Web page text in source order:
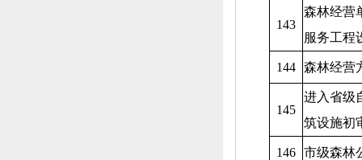
143
森林经营
服务工程
144 森林经营
145
进入省级
筑设施初
146 市级森林